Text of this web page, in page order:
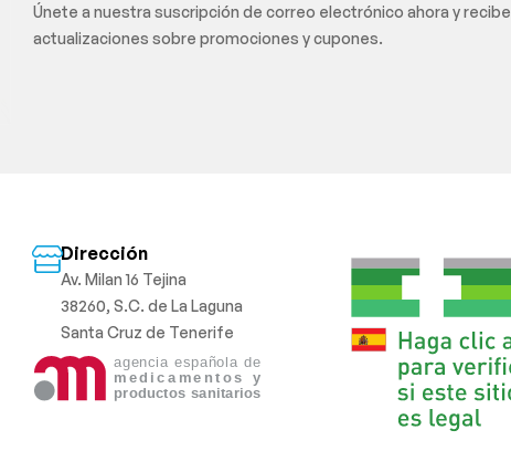
Únete a nuestra suscripción de correo electrónico ahora y recibe
actualizaciones sobre promociones y cupones.
Dirección
Av. Milan 16 Tejina
38260, S.C. de La Laguna
Santa Cruz de Tenerife